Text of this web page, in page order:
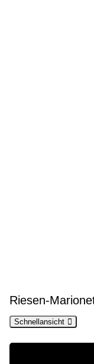
Riesen-
Schnellansicht